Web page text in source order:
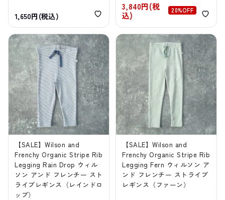
1,650円(税込)
3,840円(税
込)
20%OFF
【SALE】Wilson and
Frenchy Organic Stripe Rib
Legging Rain Drop ウィル
ソン アンド フレンチー スト
ライプレギンス（レインドロ
ップ）
【SALE】Wilson and
Frenchy Organic Stripe Rib
Legging Fern ウィルソン ア
ンド フレンチー ストライプ
レギンス（ファーン）